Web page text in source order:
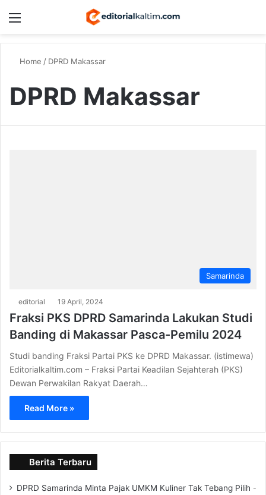
Home / DPRD Makassar
DPRD Makassar
Samarinda
editorial 19 April, 2024
Fraksi PKS DPRD Samarinda Lakukan Studi
Banding di Makassar Pasca-Pemilu 2024
Studi banding Fraksi Partai PKS ke DPRD Makassar. (istimewa)
Editorialkaltim.com – Fraksi Partai Keadilan Sejahterah (PKS)
Dewan Perwakilan Rakyat Daerah…
Read More »
Berita Terbaru
DPRD Samarinda Minta Pajak UMKM Kuliner Tak Tebang Pilih